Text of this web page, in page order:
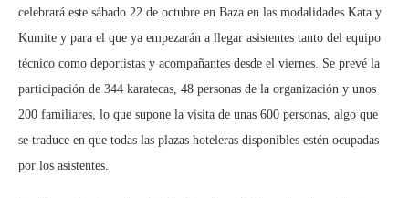
celebrará este sábado 22 de octubre en Baza en las modalidades Kata y
Kumite y para el que ya empezarán a llegar asistentes tanto del equipo
técnico como deportistas y acompañantes desde el viernes. Se prevé la
participación de 344 karatecas, 48 personas de la organización y unos
200 familiares, lo que supone la visita de unas 600 personas, algo que
se traduce en que todas las plazas hoteleras disponibles estén ocupadas
por los asistentes.